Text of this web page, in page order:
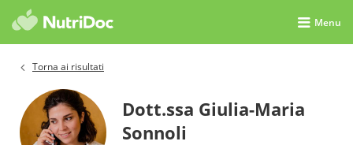
Menu
Torna ai risultati
Dott.ssa Giulia-Maria
Sonnoli